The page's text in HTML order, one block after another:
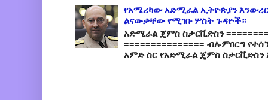
የአሜሪካው አድሚራል ኢትዮጵያን
ልናውቃቸው የሚገቡ ሦስት ጉዳዮች።
አድሚራል ጄምስ ስታርቪድስን
=============== ብሉምበርግ
አምድ ስር የአድሚራል ጄምስ ስታርቪድስን